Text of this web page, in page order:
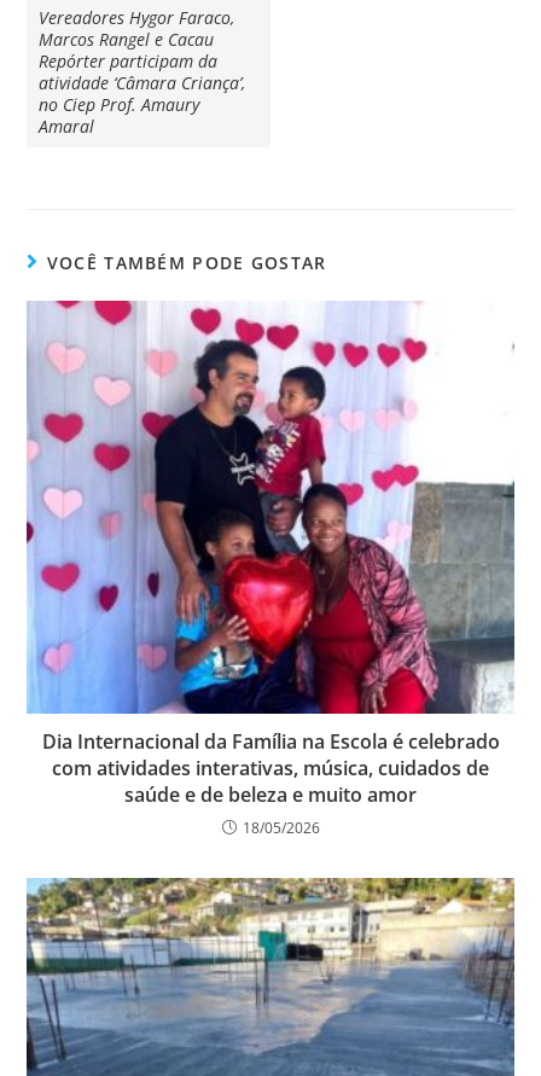
Vereadores Hygor Faraco,
Marcos Rangel e Cacau
Repórter participam da
atividade ‘Câmara Criança’,
no Ciep Prof. Amaury
Amaral
VOCÊ TAMBÉM PODE GOSTAR
Dia Internacional da Família na Escola é celebrado
com atividades interativas, música, cuidados de
saúde e de beleza e muito amor
18/05/2026